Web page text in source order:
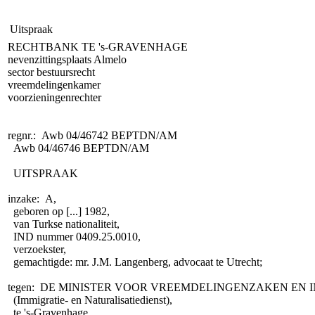
Uitspraak
RECHTBANK TE 's-GRAVENHAGE
nevenzittingsplaats Almelo
sector bestuursrecht
vreemdelingenkamer
voorzieningenrechter
regnr.: Awb 04/46742 BEPTDN/AM
Awb 04/46746 BEPTDN/AM
UITSPRAAK
inzake: A,
geboren op [...] 1982,
van Turkse nationaliteit,
IND nummer 0409.25.0010,
verzoekster,
gemachtigde: mr. J.M. Langenberg, advocaat te Utrecht;
tegen: DE MINISTER VOOR VREEMDELINGENZAKEN EN
(Immigratie- en Naturalisatiedienst),
te 's-Gravenhage,